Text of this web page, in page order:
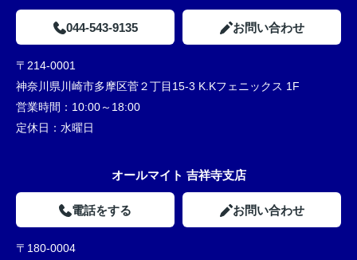
044-543-9135 お問い合わせ
〒214-0001
神奈川県川崎市多摩区菅２丁目15-3 K.Kフェニックス 1F
営業時間： 10:00～18:00
定休日： 水曜日
オールマイト 吉祥寺支店
電話をする お問い合わせ
〒180-0004